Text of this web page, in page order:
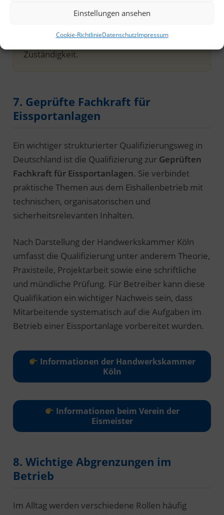
Einstellungen ansehen
Cookie-RichtlinieDatenschutzImpressum
deren Sicherheitseinrichtungen heranrückt,
Unterweisung, Betriebsanweisung und klare
Zuständigkeit.
7. Geprüfte Fachkraft für
Eissportanlagen
Ein wichtiger strukturierter Qualifizierungsweg in
Deutschland ist die Qualifizierung zur Geprüften
Fachkraft für Eissportanlagen. Sie verbindet
praktische Themen aus dem Eishallenbetrieb mit
technischen, organisatorischen und
sicherheitsrelevanten Inhalten.
Nach Darstellung der Handwerkskammer Köln
umfasst die Qualifizierung unter anderem Theorie,
Praxisteile, Projektarbeit sowie eine schriftliche
und mündliche Prüfung. Für Betreiber kann diese
Qualifikation ein wichtiger Nachweis sein, dass
Mitarbeitende systematisch auf die Aufgaben im
Betrieb einer Eissportanlage vorbereitet wurden.
Informationen der Handwerkskammer
Köln
Informationen beim Verein der
Eismeister
8. Wichtige Abgrenzungen im
Betrieb
Im Alltag werden verschiedene Rollen häufig